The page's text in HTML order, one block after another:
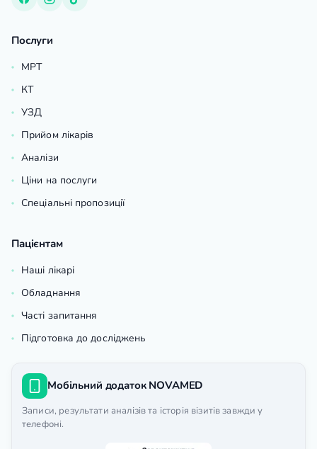
Послуги
МРТ
КТ
УЗД
Прийом лікарів
Аналізи
Ціни на послуги
Спеціальні пропозиції
Пацієнтам
Наші лікарі
Обладнання
Часті запитання
Підготовка до досліджень
Мобільний додаток NOVAMED
Записи, результати аналізів та історія візитів завжди у
телефоні.